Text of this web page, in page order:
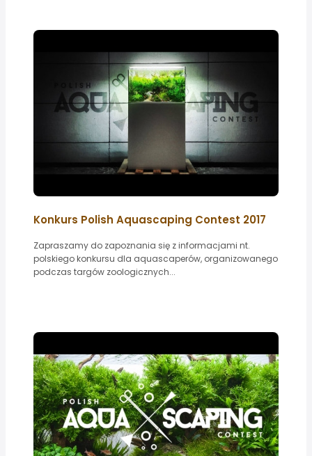
Konkurs Polish Aquascaping Contest 2017
Zapraszamy do zapoznania się z informacjami nt.
polskiego konkursu dla aquascaperów, organizowanego
podczas targów zoologicznych...